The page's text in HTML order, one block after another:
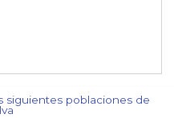
siguientes poblaciones de